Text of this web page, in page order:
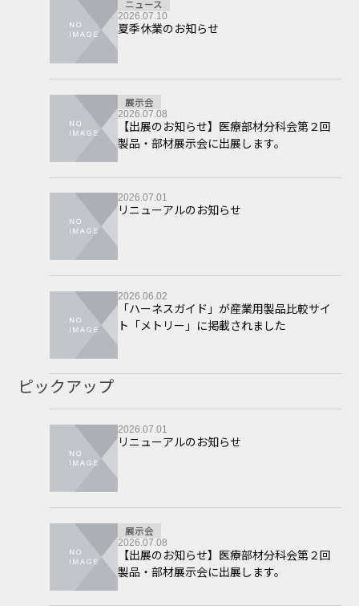
ニュース
2026.07.10
夏季休業のお知らせ
展示会
2026.07.08
【出展のお知らせ】医療部材分科会第２回
製品・部材展示会に出展します。
2026.07.01
リニューアルのお知らせ
2026.06.02
「ハーネスガイド」が産業用製品比較サイ
ト「メトリー」に掲載されました
ピックアップ
2026.07.01
リニューアルのお知らせ
展示会
2026.07.08
【出展のお知らせ】医療部材分科会第２回
製品・部材展示会に出展します。